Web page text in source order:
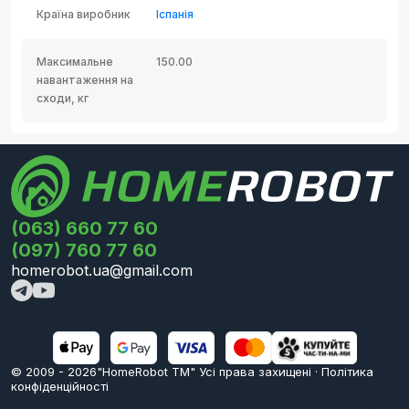
Країна виробник Іспанія
Максимальне
навантаження на
сходи, кг
150.00
(063) 660 77 60
(097) 760 77 60
homerobot.ua@gmail.com
© 2009 - 2026"HomeRobot ТМ" Усi права захищені · Політика
конфіденційності